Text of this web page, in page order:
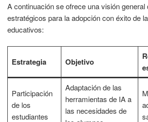
A continuación se ofrece una visión general
estratégicos para la adopción con éxito de
educativos:
Estrategia Objetivo
Participación
de los
estudiantes
Adaptación de las
herramientas de IA a
las necesidades de